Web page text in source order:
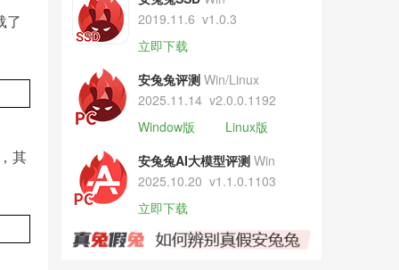
了
其
2019.11.6 v1.0.3
立即下载
安兔兔评测 Win/Linux
2025.11.14 v2.0.0.1192
Window版
Linux版
安兔兔AI大模型评测 Win
2025.10.20 v1.1.0.1103
立即下载